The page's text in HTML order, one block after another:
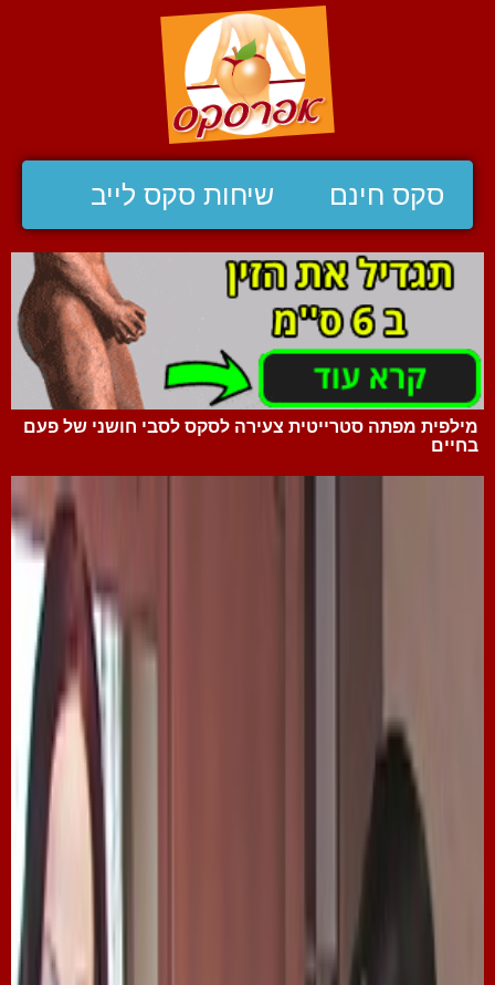
סקס חינם שיחות סקס לייב
מילפית מפתה סטרייטית צעירה לסקס לסבי חושני של פעם
בחיים